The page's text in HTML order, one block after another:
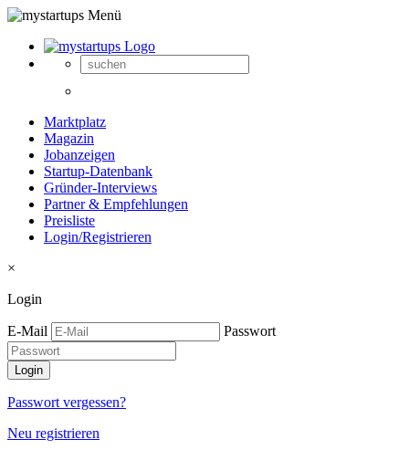
Marktplatz
Magazin
Jobanzeigen
Startup-Datenbank
Gründer-Interviews
Partner & Empfehlungen
Preisliste
Login/Registrieren
×
Login
E-Mail Passwort
Passwort vergessen?
Neu registrieren